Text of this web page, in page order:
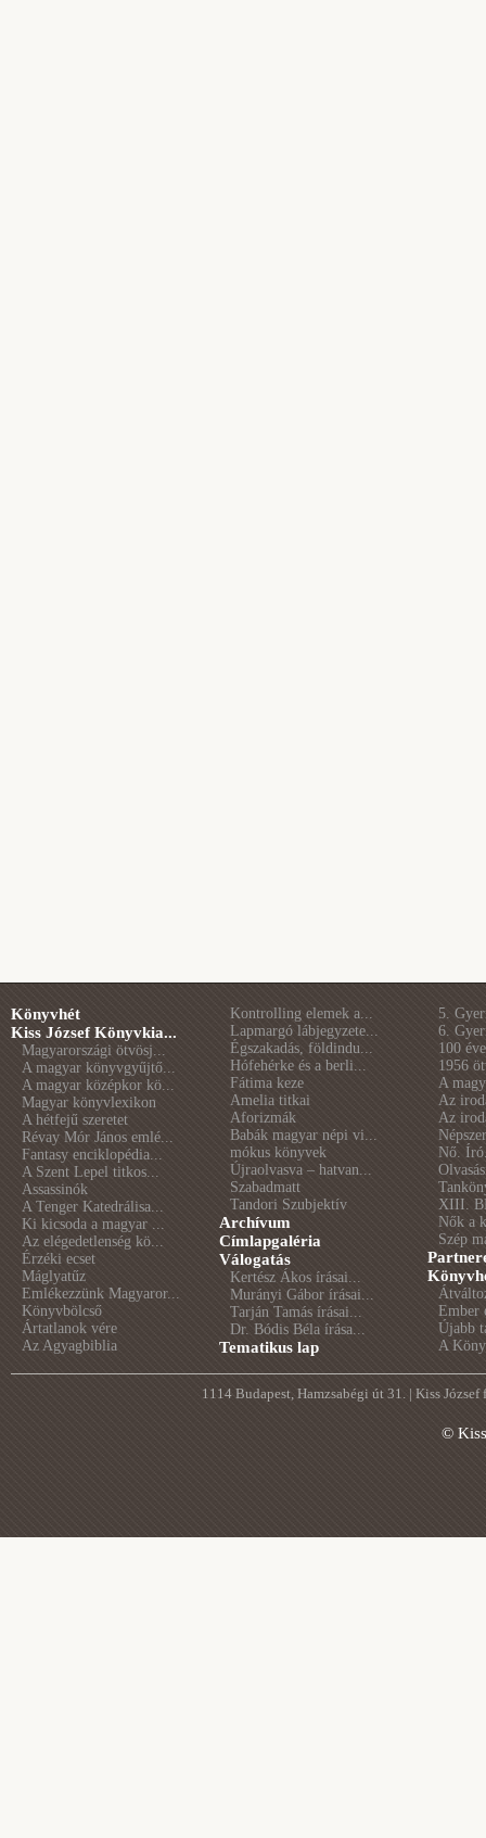
Könyvhét
Kiss József Könyvkia...
Magyarországi ötvösj...
A magyar könyvgyűjtő...
A magyar középkor kö...
Magyar könyvlexikon
A hétfejű szeretet
Révay Mór János emlé...
Fantasy enciklopédia...
A Szent Lepel titkos...
Assassinók
A Tenger Katedrálisa...
Ki kicsoda a magyar ...
Az elégedetlenség kö...
Érzéki ecset
Máglyatűz
Emlékezzünk Magyaror...
Könyvbölcső
Ártatlanok vére
Az Agyagbiblia
Kontrolling elemek a...
Lapmargó lábjegyzete...
Égszakadás, földindu...
Hófehérke és a berli...
Fátima keze
Amelia titkai
Aforizmák
Babák magyar népi vi...
mókus könyvek
Újraolvasva – hatvan...
Szabadmatt
Tandori Szubjektív
Archívum
Címlapgaléria
Válogatás
Kertész Ákos írásai...
Murányi Gábor írásai...
Tarján Tamás írásai...
Dr. Bódis Béla írása...
Tematikus lap
5.
6.
100
1956
A
Az
Az
Nő.
XIII.
Nők a
Szép
Ember
Újabb
A
1114 Budapest, Hamzsabégi út 31. | Kiss
©